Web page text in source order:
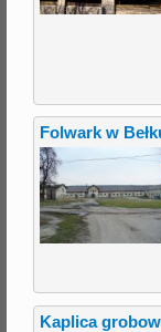
Folwark w
Kaplica